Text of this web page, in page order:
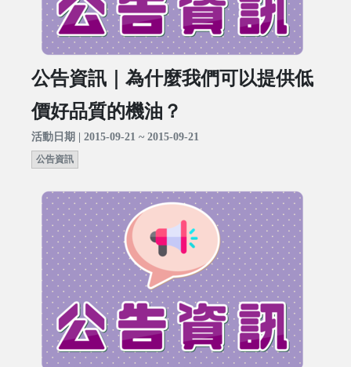
公告資訊｜為什麼我們可以提供低
價好品質的機油？
活動日期 | 2015-09-21 ~ 2015-09-21
公告資訊